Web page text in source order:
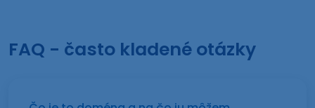
FAQ - často kladené otázky